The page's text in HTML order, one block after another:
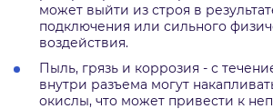
может выйти из строя в
подключения или сильного
воздействия.
Пыль, грязь и коррозия - с
внутри разъема могут
окислы, что может привести к